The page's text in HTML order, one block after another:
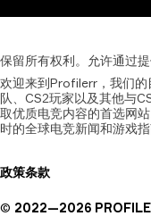
保留所有权利。允许通过
欢迎来到Profilerr，我们的
队、CS2玩家以及其他与
取优质电竞内容的首选网
时的全球电竞新闻和游戏指
政策条款
© 2022—2026